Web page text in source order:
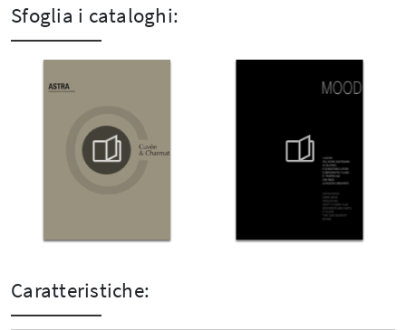
Sfoglia i cataloghi:
Caratteristiche: